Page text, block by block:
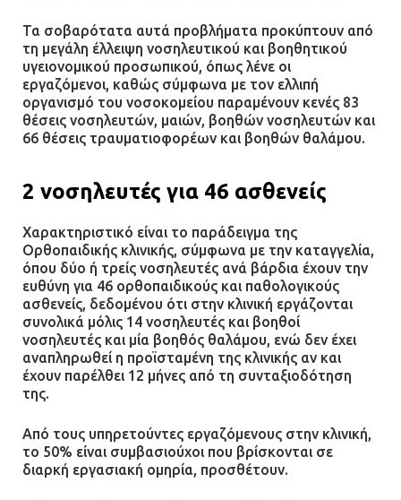
Τα σοβαρότατα αυτά προβλήματα προκύπτουν από
τη μεγάλη έλλειψη νοσηλευτικού και βοηθητικού
υγειονομικού προσωπικού, όπως λένε οι
εργαζόμενοι, καθώς σύμφωνα με τον ελλιπή
οργανισμό του νοσοκομείου παραμένουν κενές 83
θέσεις νοσηλευτών, μαιών, βοηθών νοσηλευτών και
66 θέσεις τραυματιοφορέων και βοηθών θαλάμου.
2 νοσηλευτές για 46 ασθενείς
Χαρακτηριστικό είναι το παράδειγμα της
Ορθοπαιδικής κλινικής, σύμφωνα με την καταγγελία,
όπου δύο ή τρείς νοσηλευτές ανά βάρδια έχουν την
ευθύνη για 46 ορθοπαιδικούς και παθολογικούς
ασθενείς, δεδομένου ότι στην κλινική εργάζονται
συνολικά μόλις 14 νοσηλευτές και βοηθοί
νοσηλευτές και μία βοηθός θαλάμου, ενώ δεν έχει
αναπληρωθεί η προϊσταμένη της κλινικής αν και
έχουν παρέλθει 12 μήνες από τη συνταξιοδότηση
της.
Από τους υπηρετούντες εργαζόμενους στην κλινική,
το 50% είναι συμβασιούχοι που βρίσκονται σε
διαρκή εργασιακή ομηρία, προσθέτουν.